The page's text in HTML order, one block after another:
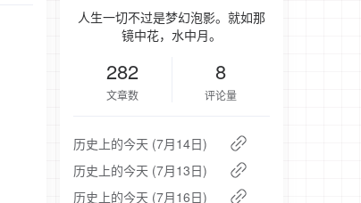
人生一切不过是梦幻泡影。就如那
镜中花，水中月。
282
文章数
8
评论量
历史上的今天 (7月14日)
历史上的今天 (7月13日)
历史上的今天 (7月16日)